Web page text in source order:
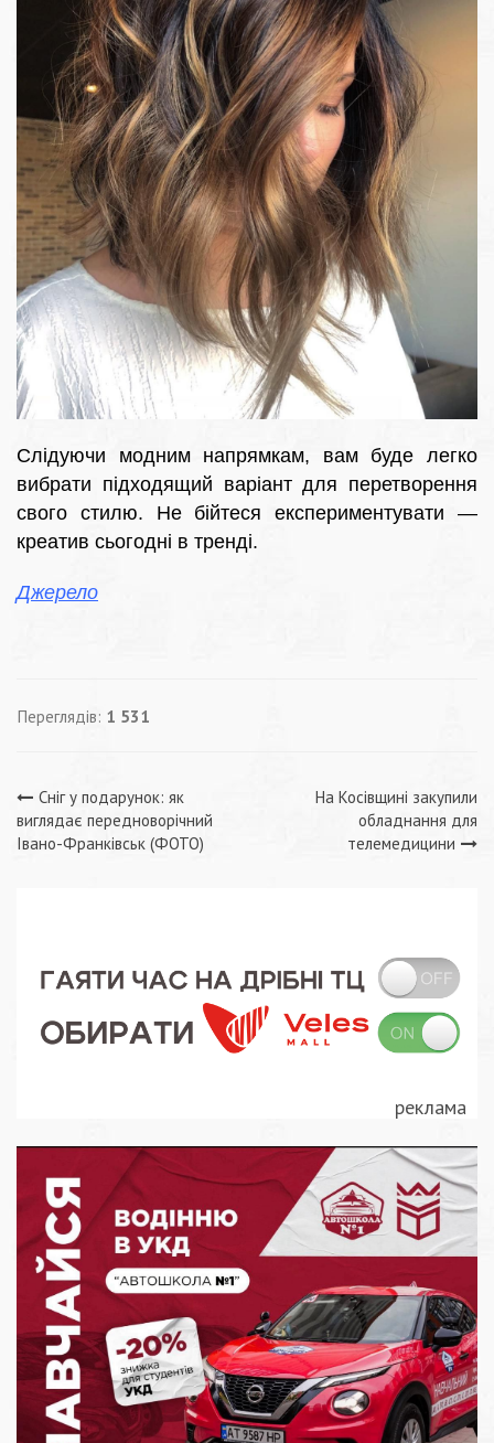
Слідуючи модним напрямкам, вам буде легко
вибрати підходящий варіант для перетворення
свого стилю. Не бійтеся експериментувати —
креатив сьогодні в тренді.
Джерело
Переглядів: 1 531
Навігація
записів
Сніг у подарунок: як
виглядає передноворічний
Івано-Франківськ (ФОТО)
На Косівщині закупили
обладнання для
телемедицини